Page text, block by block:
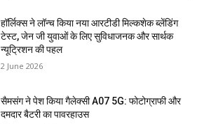
हॉर्लिक्स ने लॉन्च किया नया आरटीडी मिल्कशेक ब्लेंडिंग
टेस्ट, जेन जी युवाओं के लिए सुविधाजनक और सार्थक
न्यूट्रिशन की पहल
2 June 2026
सैमसंग ने पेश किया गैलेक्सी A07 5G: फोटोग्राफी और
दमदार बैटरी का पावरहाउस